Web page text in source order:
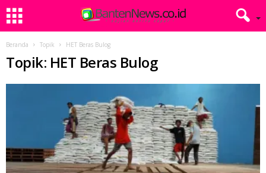
Beranda Topik HET Beras Bulog
Topik: HET Beras Bulog